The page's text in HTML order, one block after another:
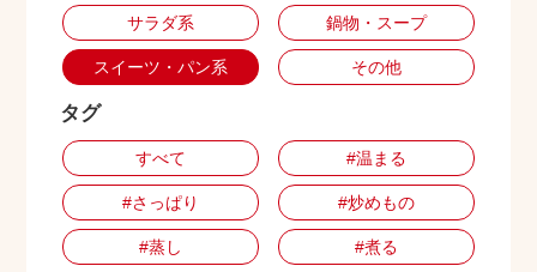
サラダ系 鍋物・スープ
スイーツ・パン系 その他
タグ
すべて #温まる
#さっぱり #炒めもの
#蒸し #煮る